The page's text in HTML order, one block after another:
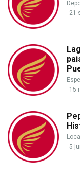
21
15
Local
5